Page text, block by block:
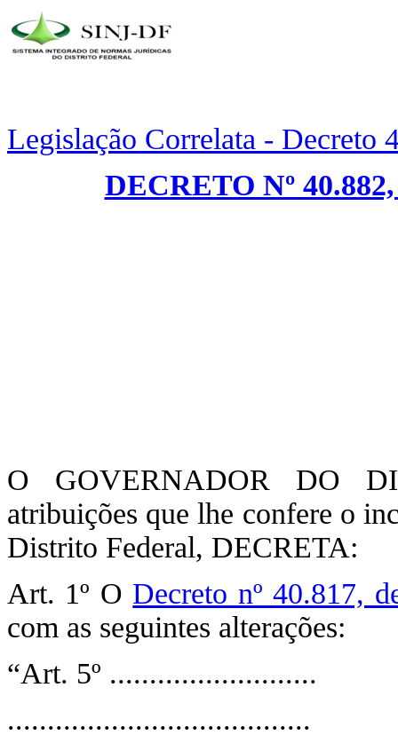
Legislação Correlata - Decreto
DECRETO Nº
O GOVERNADOR DO
atribuições que lhe confere o
Distrito Federal, DECRETA:
Art. 1º O Decreto nº 40.817,
com as seguintes alterações:
“Art. 5º ..........................
......................................